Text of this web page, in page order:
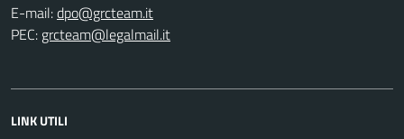
E-mail:
PEC:
LINK UTILI